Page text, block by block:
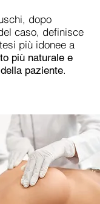
dopo
caso, definisce
più idonee a
più naturale e
paziente.